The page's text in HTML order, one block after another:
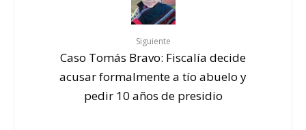
Siguiente
Caso Tomás Bravo: Fiscalía decide
acusar formalmente a tío abuelo y
pedir 10 años de presidio